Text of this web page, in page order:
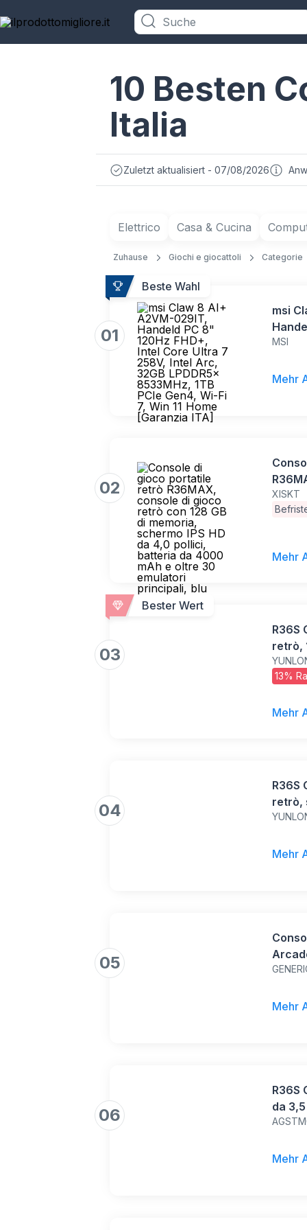
10 Besten
Italia
Zuletzt aktualisiert - 07/08/2026
Elettrico Casa & Cucina
Zuhause Giochi e giocattoli Categorie
Beste Wahl
01 MSI
msi
Core
Wi-Fi
Mehr
02
XISKT
con
IPS
Mehr
Bester Wert
03
13%
R36S
retrò,
con
Mehr
04
R36S
retrò,
Mehr
05
Retrò
Super
Mehr
06
R36S
da
Mehr